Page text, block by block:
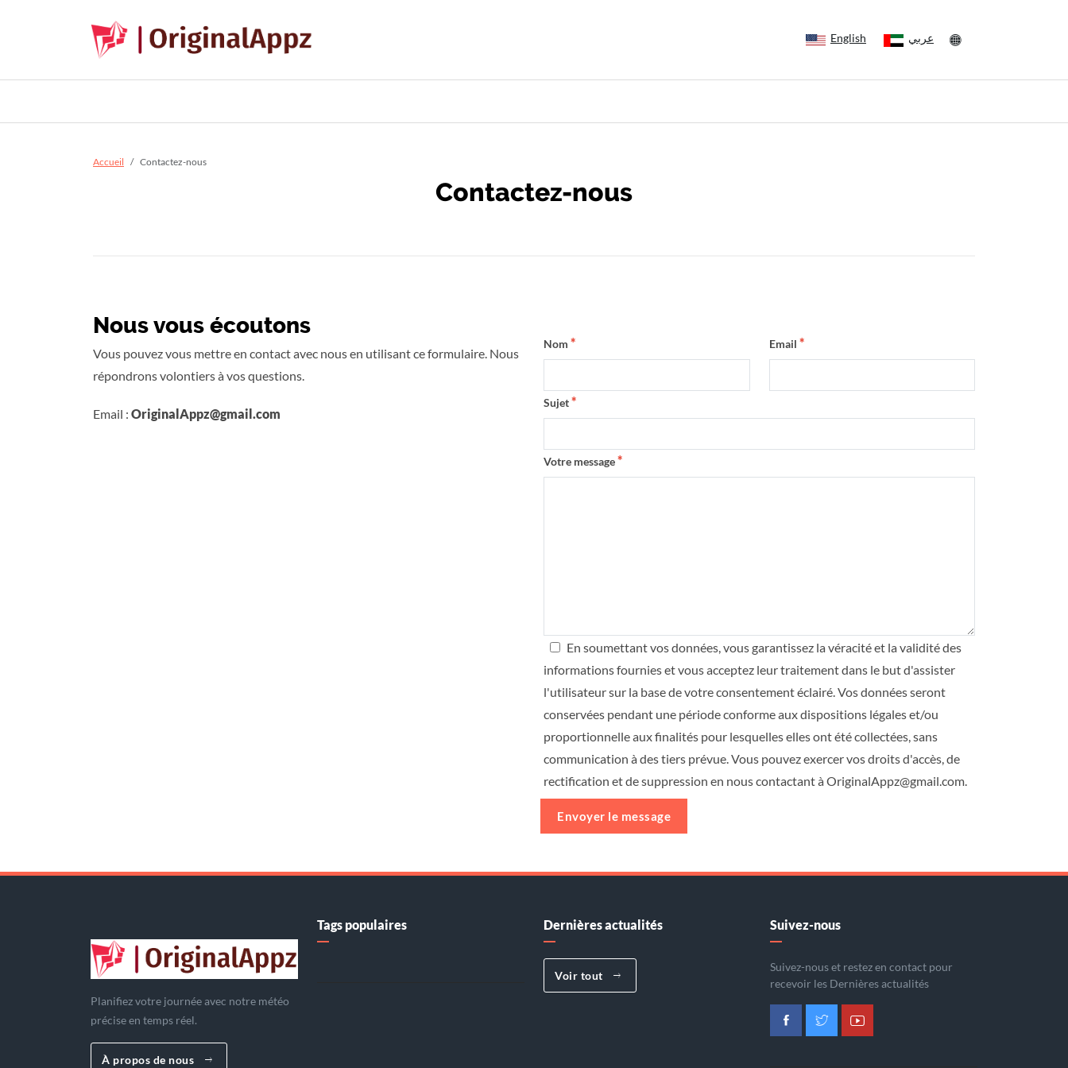
English عربي
Accueil Contactez-nous
Contactez-nous
Nous vous écoutons
Vous pouvez vous mettre en contact avec nous en utilisant ce formulaire. Nous
répondrons volontiers à vos questions.
Email : OriginalAppz@gmail.com
Nom Email
Sujet
Votre message
En soumettant vos données, vous garantissez la véracité et la validité des
informations fournies et vous acceptez leur traitement dans le but d'assister
l'utilisateur sur la base de votre consentement éclairé. Vos données seront
conservées pendant une période conforme aux dispositions légales et/ou
proportionnelle aux finalités pour lesquelles elles ont été collectées, sans
communication à des tiers prévue. Vous pouvez exercer vos droits d'accès, de
rectification et de suppression en nous contactant à OriginalAppz@gmail.com.
Envoyer le message
Planifiez votre journée avec notre météo
précise en temps réel.
À propos de nous
Tags populaires Dernières actualités
Voir tout
Suivez-nous
Suivez-nous et restez en contact pour
recevoir les Dernières actualités